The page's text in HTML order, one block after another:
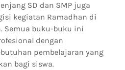
SD dan SMP juga
kegiatan Ramadhan di
Semua buku-buku ini
dengan
pembelajaran yang
bagi siswa.